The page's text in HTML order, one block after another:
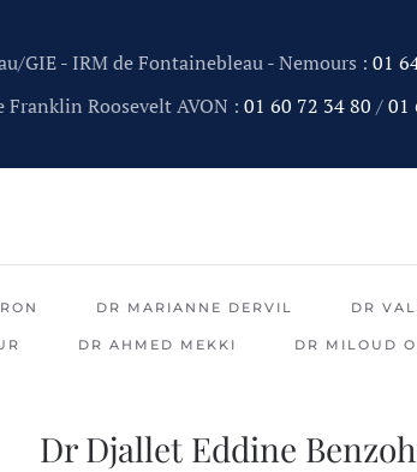
GIE - IRM de Fontainebleau - Nemours : 01
Roosevelt AVON : 01 60 72 34 80 /01
DR MARIANNE DERVIL DR
DR AHMED MEKKI DR MILOUD
Dr Djallet Eddine